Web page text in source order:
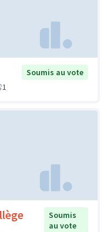
Soumis au vote
1
Soumis
au vote